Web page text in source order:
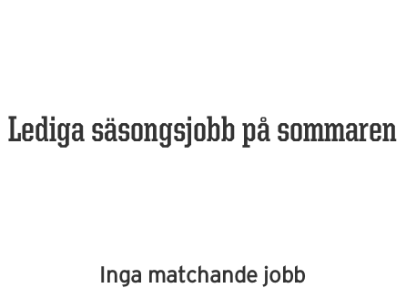
Lediga säsongsjobb på sommaren
Inga matchande jobb